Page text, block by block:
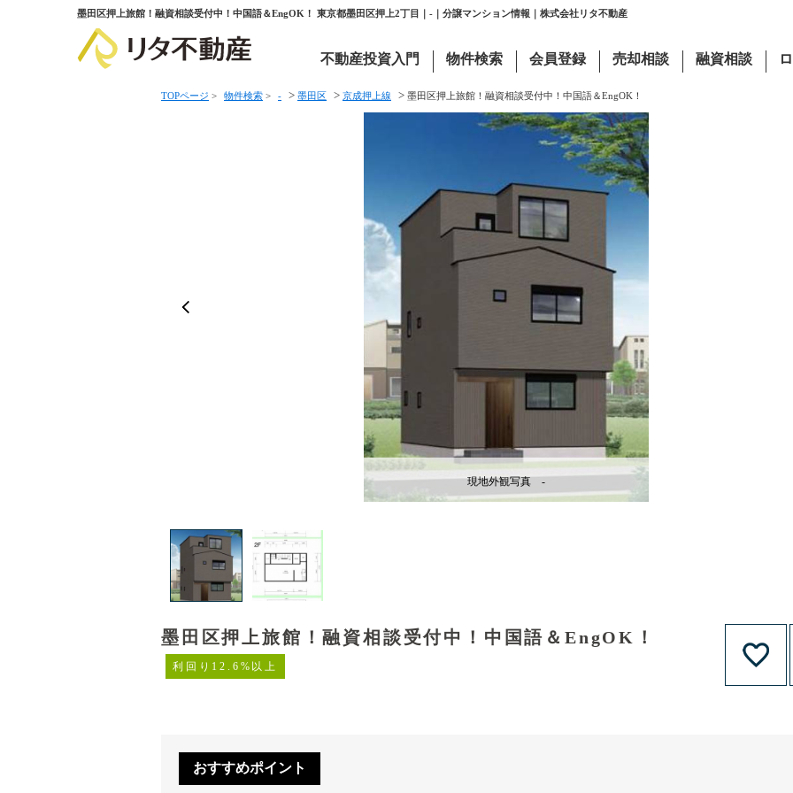
墨田区押上旅館！融資相談受付中！中国語＆EngOK！ 東京都墨田区押上2丁目｜-｜分譲マンション情報｜株式会社リタ不動産
不動産投資入門 物件検索 会員登録 売却相談 融資相談
TOPページ > 物件検索 > - > 墨田区 > 京成押上線 > 墨田区押上旅館！融資相談受付中！中国語＆EngOK！
現地外観写真 -
墨田区押上旅館！融資相談受付中！中国語＆EngOK！
利回り12.6%以上
おすすめポイント